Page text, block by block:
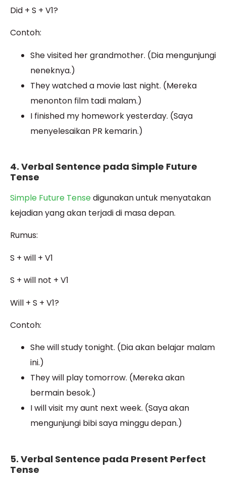
Did + S + V1?
Contoh:
She visited her grandmother. (Dia mengunjungi
neneknya.)
They watched a movie last night. (Mereka
menonton film tadi malam.)
I finished my homework yesterday. (Saya
menyelesaikan PR kemarin.)
4. Verbal Sentence pada Simple Future
Tense
Simple Future Tensedigunakan untuk menyatakan
kejadian yang akan terjadi di masa depan.
Rumus:
S + will + V1
S + will not + V1
Will + S + V1?
Contoh:
She will study tonight. (Dia akan belajar malam
ini.)
They will play tomorrow. (Mereka akan
bermain besok.)
I will visit my aunt next week. (Saya akan
mengunjungi bibi saya minggu depan.)
5. Verbal Sentence pada Present Perfect
Tense